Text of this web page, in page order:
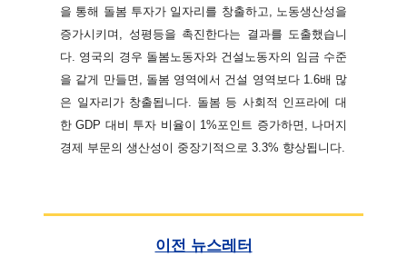
을 통해 돌봄 투자가 일자리를 창출하고, 노동생산성을
증가시키며, 성평등을 촉진한다는 결과를 도출했습니
다. 영국의 경우 돌봄노동자와 건설노동자의 임금 수준
을 같게 만들면, 돌봄 영역에서 건설 영역보다 1.6배 많
은 일자리가 창출됩니다. 돌봄 등 사회적 인프라에 대
한 GDP 대비 투자 비율이 1%포인트 증가하면, 나머지
경제 부문의 생산성이 중장기적으로 3.3% 향상됩니다.
이전 뉴스레터